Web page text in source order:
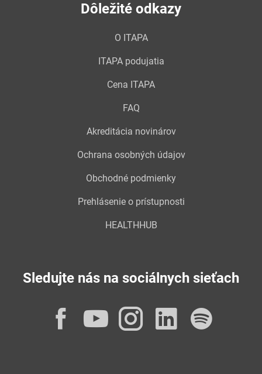
Dôležité odkazy
O ITAPA
ITAPA podujatia
Cena ITAPA
FAQ
Akreditácia novinárov
Ochrana osobných údajov
Obchodné podmienky
Prehlásenie o prístupnosti
HEALTHHUB
Sledujte nás na sociálnych sieťach
Facebook
YouTube
Instagram